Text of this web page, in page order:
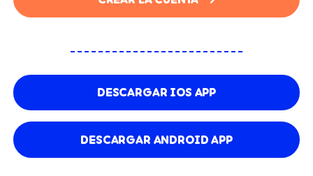
DESCARGAR IOS APP
DESCARGAR ANDROID APP